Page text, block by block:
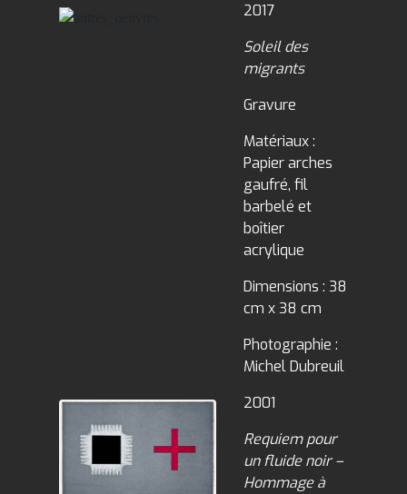
2017
Soleil des
migrants
Gravure
Matériaux :
Papier arches
gaufré, fil
barbelé et
boîtier
acrylique
Dimensions : 38
cm x 38 cm
Photographie :
Michel Dubreuil
2001
Requiem pour
un fluide noir –
Hommage à